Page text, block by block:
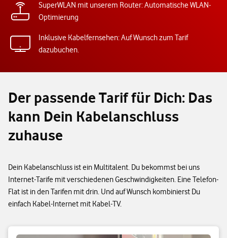
SuperWLAN mit unserem Router: Automatische WLAN-
Optimierung
Inklusive Kabelfernsehen: Auf Wunsch zum Tarif
dazubuchen.
Der passende Tarif für Dich: Das
kann Dein Kabelanschluss
zuhause
Dein Kabelanschluss ist ein Multitalent. Du bekommst bei uns
Internet-Tarife mit verschiedenen Geschwindigkeiten. Eine Telefon-
Flat ist in den Tarifen mit drin. Und auf Wunsch kombinierst Du
einfach Kabel-Internet mit Kabel-TV.